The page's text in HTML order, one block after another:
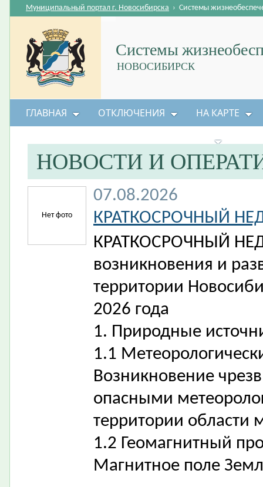
Системы
НОВОСИБИРСК
Муниципальный портал г. Новосибирска › Системы
ГЛАВНАЯ ОТКЛЮЧЕНИЯ НА КАРТЕ
НОВОСТИ И
Нет фото
07.08.2026
КРАТКОСРОЧНЫЙ
КРАТКОСРОЧНЫЙ
возникновения и
территории
2026 года
1. Природные
1.1
Возникновение
опасными
территории области
1.2 Геомагнитный
Магнитное поле